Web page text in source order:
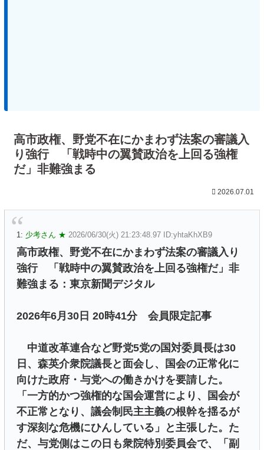
高市政権、野党不在にかまわず法案の審議入
り強行 「戦時中の翼賛政治を上回る強権
だ」非難強まる
2026.07.01
1: 少考さん ★ 2026/06/30(火) 21:23:48.97 ID:yhtaKhXB9
高市政権、野党不在にかまわず法案の審議入り
強行 「戦時中の翼賛政治を上回る強権だ」非
難強まる：東京新聞デジタル
2026年6月30日 20時41分 会員限定記事
中道改革連合など野党5党の国対委員長は30
日、森英介衆院議長と面会し、国会の正常化に
向けた政府・与党への働きかけを要請した。
「一方的かつ強権的な国会運営により、国会が
不正常となり、議会制民主主義の根幹を揺るが
す深刻な危機にひんしている」と主張した。た
だ、与党側はこの日も衆院特別委員会で、「副